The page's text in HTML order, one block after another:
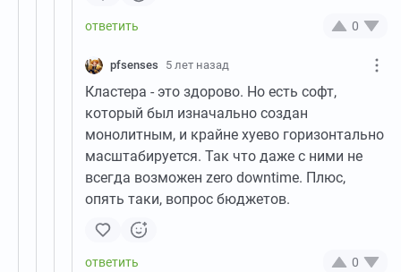
0
pfsenses 5 лет назад
Кластера - это здорово. Но есть софт,
который был изначально создан
монолитным, и крайне хуево горизонтально
масштабируется. Так что даже с ними не
всегда возможен zero downtime. Плюс,
опять таки, вопрос бюджетов.
0